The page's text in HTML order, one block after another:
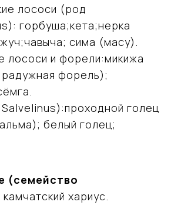
лососи (род
горбуша;кета;нерка
сима (масу).
лососи и форели:микижа
радужная форель);
голец
белый голец;
(семейство
камчатский хариус.